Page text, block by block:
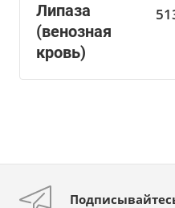
Липаза
(венозная
кровь)